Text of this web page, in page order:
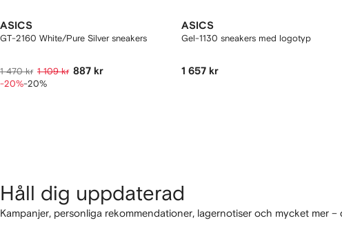
ASICS
GT-2160 White/Pure Silver sneakers
1 470 kr 1 109 kr 887 kr
-20%-20%
ASICS
Gel-1130 sneakers med logotyp
1 657 kr
Håll dig uppdaterad
Kampanjer, personliga rekommendationer, lagernotiser och mycket mer –